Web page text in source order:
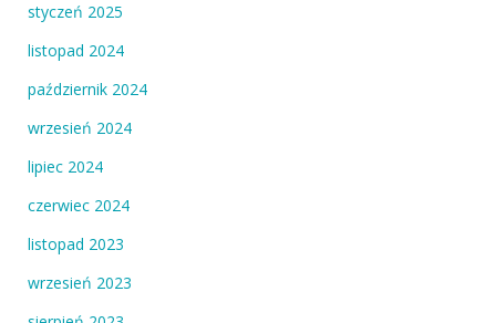
styczeń 2025
listopad 2024
październik 2024
wrzesień 2024
lipiec 2024
czerwiec 2024
listopad 2023
wrzesień 2023